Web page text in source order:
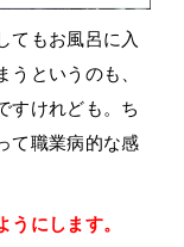
てもお風呂に入
というのも、
すけれども。ち
て職業病的な感
うにします。